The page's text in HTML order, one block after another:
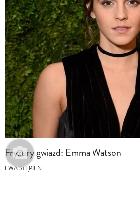
Fryzury gwiazd: Emma Watson
EWA STĘPIEŃ